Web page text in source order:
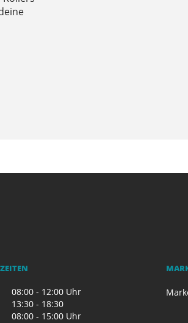
08:00 - 12:00 Uhr
13:30 - 18:30
08:00 - 15:00 Uhr